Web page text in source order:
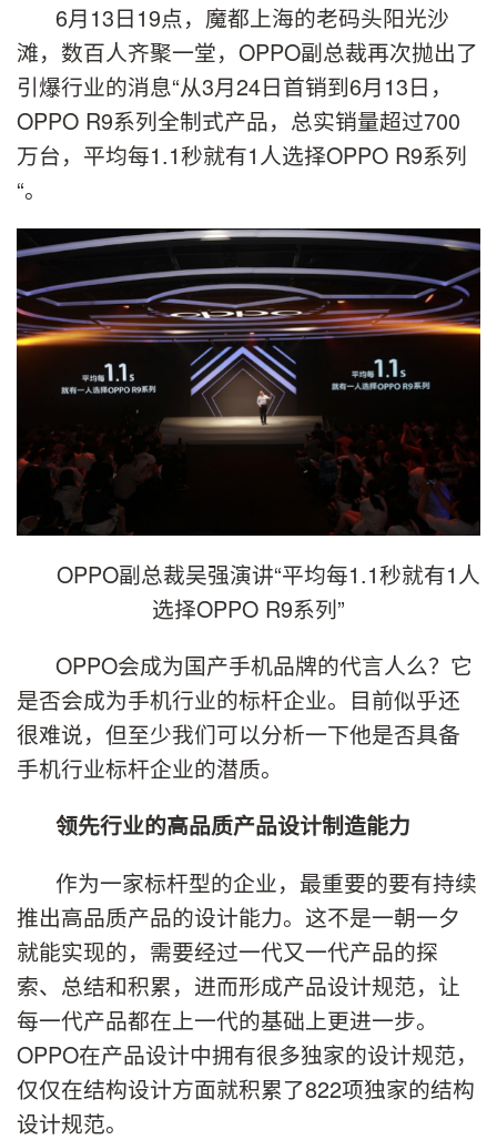
6月13日19点，魔都上海的老码头阳光沙
滩，数百人齐聚一堂，OPPO副总裁再次抛出了
引爆行业的消息“从3月24日首销到6月13日，
OPPO R9系列全制式产品，总实销量超过700
万台，平均每1.1秒就有1人选择OPPO R9系列
“。
OPPO副总裁吴强演讲“平均每1.1秒就有1人
选择OPPO R9系列”
OPPO会成为国产手机品牌的代言人么？它
是否会成为手机行业的标杆企业。目前似乎还
很难说，但至少我们可以分析一下他是否具备
手机行业标杆企业的潜质。
领先行业的高品质产品设计制造能力
作为一家标杆型的企业，最重要的要有持续
推出高品质产品的设计能力。这不是一朝一夕
就能实现的，需要经过一代又一代产品的探
索、总结和积累，进而形成产品设计规范，让
每一代产品都在上一代的基础上更进一步。
OPPO在产品设计中拥有很多独家的设计规范，
仅仅在结构设计方面就积累了822项独家的结构
设计规范。